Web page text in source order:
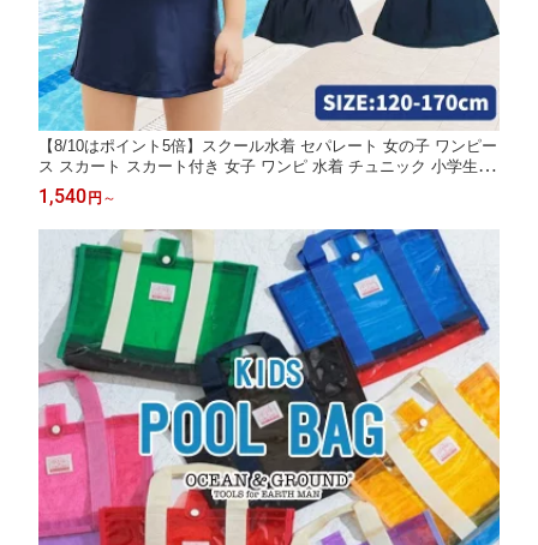
【8/10はポイント5倍】スクール水着 セパレート 女の子 ワンピー
ス スカート スカート付き 女子 ワンピ 水着 チュニック 小学生 ス
ク水 子供用 学校用 120 130 140 150 160 170 学校 水泳 幼児 女子
865644 865757 小学校
1,540円 ～